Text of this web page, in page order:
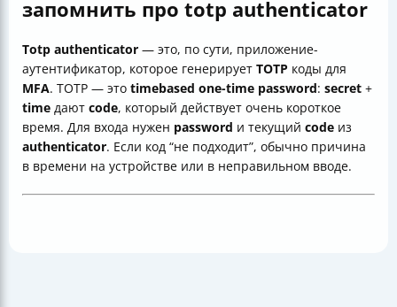
запомнить про totр authenticator
Totр authenticator — это, по сути, приложение-
аутентификатор, которое генерирует TOTP коды для
MFA. TOTP — это timebased one-time password: secret +
time дают code, который действует очень короткое
время. Для входа нужен password и текущий code из
authenticator. Если код “не подходит”, обычно причина
в времени на устройстве или в неправильном вводе.